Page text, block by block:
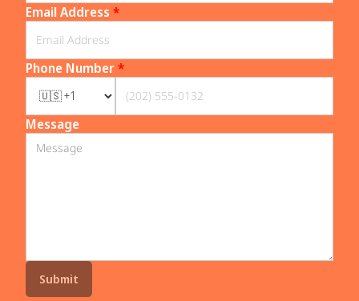
Email Address *
Phone Number*
Message